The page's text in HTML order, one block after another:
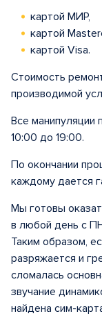
картой МИР,
картой
картой Visa.
Стоимость
производимой
Все манипуляции
10:00 до 19:00.
По окончании
каждому дается
Мы готовы
в любой день с
Таким образом,
разряжается и
сломалась
звучание
найдена сим-